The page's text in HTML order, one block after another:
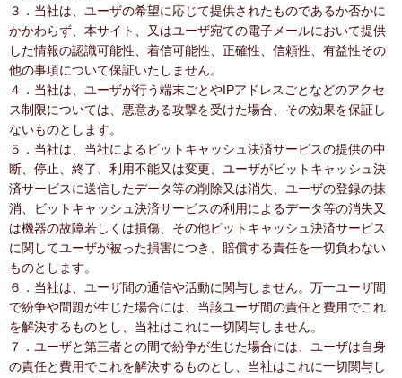
３．当社は、ユーザの希望に応じて提供されたものであるか否かに
かかわらず、本サイト、又はユーザ宛ての電子メールにおいて提供
した情報の認識可能性、着信可能性、正確性、信頼性、有益性その
他の事項について保証いたしません。
４．当社は、ユーザが行う端末ごとやIPアドレスごとなどのアクセ
ス制限については、悪意ある攻撃を受けた場合、その効果を保証し
ないものとします。
５．当社は、当社によるビットキャッシュ決済サービスの提供の中
断、停止、終了、利用不能又は変更、ユーザがビットキャッシュ決
済サービスに送信したデータ等の削除又は消失、ユーザの登録の抹
消、ビットキャッシュ決済サービスの利用によるデータ等の消失又
は機器の故障若しくは損傷、その他ビットキャッシュ決済サービス
に関してユーザが被った損害につき、賠償する責任を一切負わない
ものとします。
６．当社は、ユーザ間の通信や活動に関与しません。万一ユーザ間
で紛争や問題が生じた場合には、当該ユーザ間の責任と費用でこれ
を解決するものとし、当社はこれに一切関与しません。
７．ユーザと第三者との間で紛争が生じた場合には、ユーザは自身
の責任と費用でこれを解決するものとし、当社はこれに一切関与し